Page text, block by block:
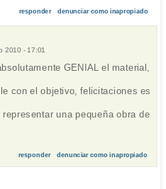
responder denunciar como inapropiado
2010 - 17:01
GENIAL el material,
con el objetivo, felicitaciones es
una pequeña obra de
responder denunciar como inapropiado